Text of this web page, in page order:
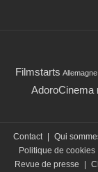
Filmstarts Allemagne
AdoroCinema
Contact Qui
Politique de cookies
Revue de presse